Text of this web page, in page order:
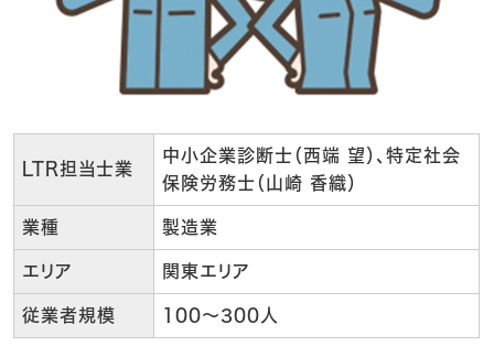
LTR担当士業
中小企業診断士（西端 望）、特定社会
保険労務士（山崎 香織）
業種 製造業
エリア 関東エリア
従業者規模 100～300人